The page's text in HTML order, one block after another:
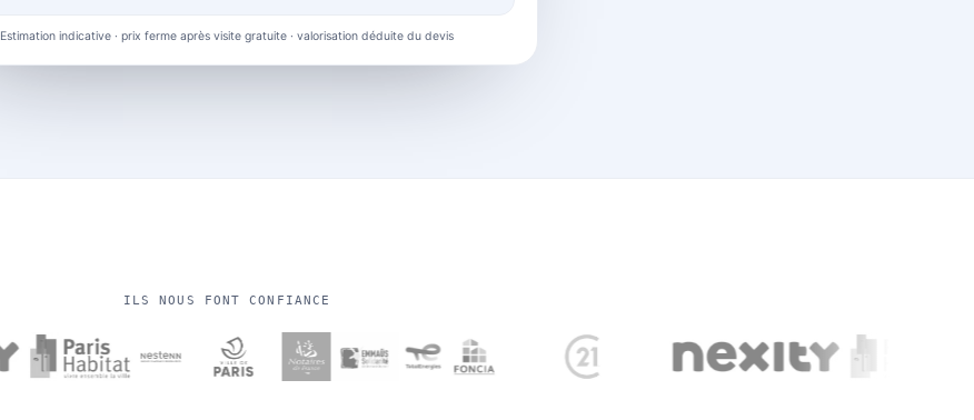
Estimation indicative · prix ferme après visite gratuite · valorisation déduite du devis
ILS NOUS FONT CONFIANCE